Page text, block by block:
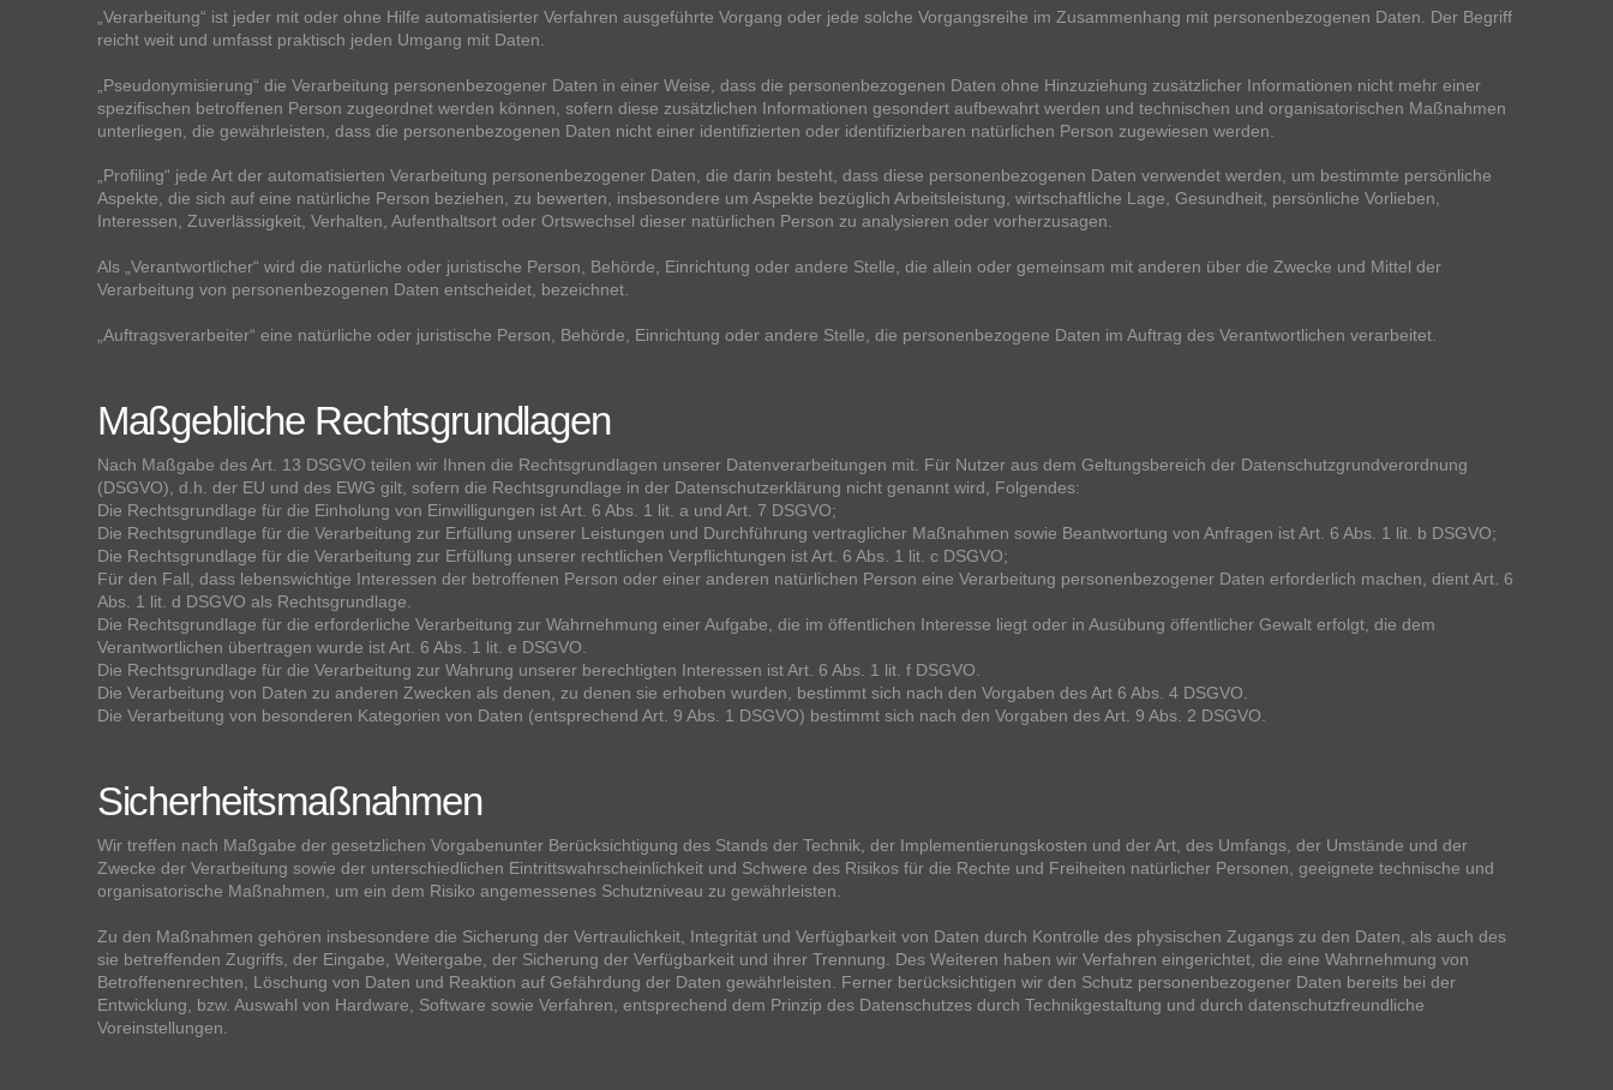
„Verarbeitung“ ist jeder mit oder ohne Hilfe automatisierter Verfahren ausgeführte Vorgang oder jede solche Vorgangsreihe im Zusammenhang mit personenbezogenen Daten. Der Begriff
reicht weit und umfasst praktisch jeden Umgang mit Daten.
„Pseudonymisierung“ die Verarbeitung personenbezogener Daten in einer Weise, dass die personenbezogenen Daten ohne Hinzuziehung zusätzlicher Informationen nicht mehr einer
spezifischen betroffenen Person zugeordnet werden können, sofern diese zusätzlichen Informationen gesondert aufbewahrt werden und technischen und organisatorischen Maßnahmen
unterliegen, die gewährleisten, dass die personenbezogenen Daten nicht einer identifizierten oder identifizierbaren natürlichen Person zugewiesen werden.
„Profiling“ jede Art der automatisierten Verarbeitung personenbezogener Daten, die darin besteht, dass diese personenbezogenen Daten verwendet werden, um bestimmte persönliche
Aspekte, die sich auf eine natürliche Person beziehen, zu bewerten, insbesondere um Aspekte bezüglich Arbeitsleistung, wirtschaftliche Lage, Gesundheit, persönliche Vorlieben,
Interessen, Zuverlässigkeit, Verhalten, Aufenthaltsort oder Ortswechsel dieser natürlichen Person zu analysieren oder vorherzusagen.
Als „Verantwortlicher“ wird die natürliche oder juristische Person, Behörde, Einrichtung oder andere Stelle, die allein oder gemeinsam mit anderen über die Zwecke und Mittel der
Verarbeitung von personenbezogenen Daten entscheidet, bezeichnet.
„Auftragsverarbeiter“ eine natürliche oder juristische Person, Behörde, Einrichtung oder andere Stelle, die personenbezogene Daten im Auftrag des Verantwortlichen verarbeitet.
Maßgebliche Rechtsgrundlagen
Nach Maßgabe des Art. 13 DSGVO teilen wir Ihnen die Rechtsgrundlagen unserer Datenverarbeitungen mit. Für Nutzer aus dem Geltungsbereich der Datenschutzgrundverordnung
(DSGVO), d.h. der EU und des EWG gilt, sofern die Rechtsgrundlage in der Datenschutzerklärung nicht genannt wird, Folgendes:
Die Rechtsgrundlage für die Einholung von Einwilligungen ist Art. 6 Abs. 1 lit. a und Art. 7 DSGVO;
Die Rechtsgrundlage für die Verarbeitung zur Erfüllung unserer Leistungen und Durchführung vertraglicher Maßnahmen sowie Beantwortung von Anfragen ist Art. 6 Abs. 1 lit. b DSGVO;
Die Rechtsgrundlage für die Verarbeitung zur Erfüllung unserer rechtlichen Verpflichtungen ist Art. 6 Abs. 1 lit. c DSGVO;
Für den Fall, dass lebenswichtige Interessen der betroffenen Person oder einer anderen natürlichen Person eine Verarbeitung personenbezogener Daten erforderlich machen, dient Art. 6
Abs. 1 lit. d DSGVO als Rechtsgrundlage.
Die Rechtsgrundlage für die erforderliche Verarbeitung zur Wahrnehmung einer Aufgabe, die im öffentlichen Interesse liegt oder in Ausübung öffentlicher Gewalt erfolgt, die dem
Verantwortlichen übertragen wurde ist Art. 6 Abs. 1 lit. e DSGVO.
Die Rechtsgrundlage für die Verarbeitung zur Wahrung unserer berechtigten Interessen ist Art. 6 Abs. 1 lit. f DSGVO.
Die Verarbeitung von Daten zu anderen Zwecken als denen, zu denen sie erhoben wurden, bestimmt sich nach den Vorgaben des Art 6 Abs. 4 DSGVO.
Die Verarbeitung von besonderen Kategorien von Daten (entsprechend Art. 9 Abs. 1 DSGVO) bestimmt sich nach den Vorgaben des Art. 9 Abs. 2 DSGVO.
Sicherheitsmaßnahmen
Wir treffen nach Maßgabe der gesetzlichen Vorgabenunter Berücksichtigung des Stands der Technik, der Implementierungskosten und der Art, des Umfangs, der Umstände und der
Zwecke der Verarbeitung sowie der unterschiedlichen Eintrittswahrscheinlichkeit und Schwere des Risikos für die Rechte und Freiheiten natürlicher Personen, geeignete technische und
organisatorische Maßnahmen, um ein dem Risiko angemessenes Schutzniveau zu gewährleisten.
Zu den Maßnahmen gehören insbesondere die Sicherung der Vertraulichkeit, Integrität und Verfügbarkeit von Daten durch Kontrolle des physischen Zugangs zu den Daten, als auch des
sie betreffenden Zugriffs, der Eingabe, Weitergabe, der Sicherung der Verfügbarkeit und ihrer Trennung. Des Weiteren haben wir Verfahren eingerichtet, die eine Wahrnehmung von
Betroffenenrechten, Löschung von Daten und Reaktion auf Gefährdung der Daten gewährleisten. Ferner berücksichtigen wir den Schutz personenbezogener Daten bereits bei der
Entwicklung, bzw. Auswahl von Hardware, Software sowie Verfahren, entsprechend dem Prinzip des Datenschutzes durch Technikgestaltung und durch datenschutzfreundliche
Voreinstellungen.